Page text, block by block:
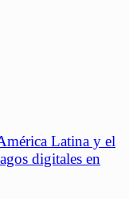
Latina y el
digitales en